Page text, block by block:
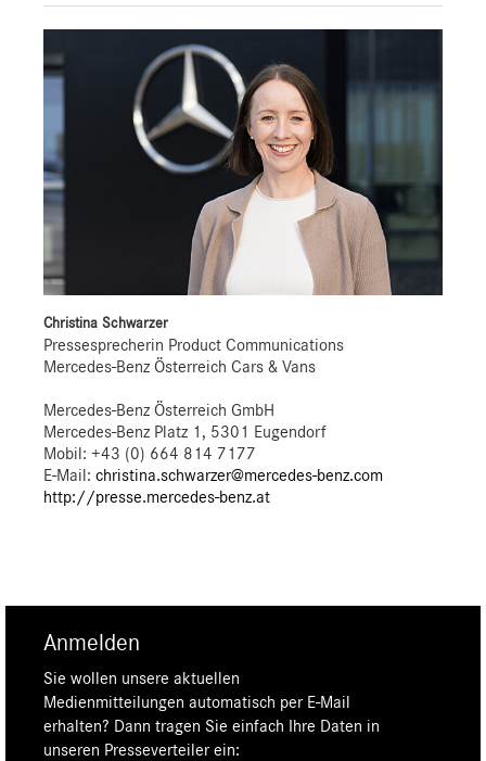
Christina Schwarzer
Pressesprecherin Product Communications
Mercedes-Benz Österreich Cars & Vans
Mercedes-Benz Österreich GmbH
Mercedes-Benz Platz 1, 5301 Eugendorf
Mobil: +43 (0) 664 814 7177
E-Mail: christina.schwarzer@mercedes-benz.com
http://presse.mercedes-benz.at
Anmelden
Sie wollen unsere aktuellen
Medienmitteilungen automatisch per E-Mail
erhalten? Dann tragen Sie einfach Ihre Daten in
unseren Presseverteiler ein: